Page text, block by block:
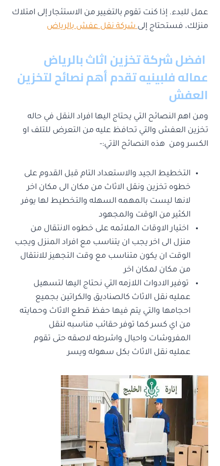
عمل للبدء. إذا كنت تقوم بالتغيير من الاستئجار إلى امتلاك
منزلك، فستحتاج إلىشركة نقل عفش بالرياض
افضل شركة تخزين اثاث بالرياض
عماله فلبينيه تقدم أهم نصائح لتخزين
العفش
ومن اهم النصائح التي يحتاج اليها افراد النقل في حاله
تخزين العفش والتي تحافظ عليه من التعرض للتلف او
الكسر ومن هذه النصائح الآتي:-
التخطيط الجيد والاستعداد التام قبل القدوم على
خطوه تخزين ونقل الاثاث من مكان الى مكان اخر
لانها ليست بالمهمه السهله والتخطيط لها يوفر
الكثير من الوقت والمجهود
اختيار الاوقات الملائمه على خطوه الانتقال من
منزل الى اخر يجب ان يتناسب مع افراد المنزل ويجب
الوقت ان يكون متناسب مع وقت التجهيز للانتقال
من مكان لمكان اخر
توفير الادوات اللازمه التي نحتاج اليها لتسهيل
عمليه نقل الاثاث كالصناديق والكراتين بجميع
احجامها والتي يتم فيها حفظ قطع الاثاث وحمايته
من اي كسر كما توفر حقائب مناسبه لنقل
المفروشات واحبال واشرطه لاصقه حتى تقوم
عمليه نقل الاثاث بكل سهوله ويسر